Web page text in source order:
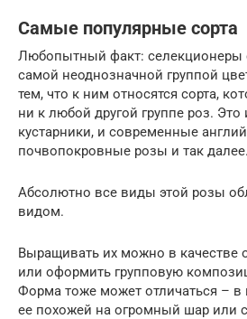
Самые популярные сорта
Любопытный факт: селекционеры
самой неоднозначной группой
тем, что к ним относятся сорта,
ни к любой другой группе роз.
кустарники, и современные
почвопокровные розы и так далее.
Абсолютно все виды этой розы
видом.
Выращивать их можно в качестве
или оформить групповую
Форма тоже может отличаться – в
ее похожей на огромный шар или